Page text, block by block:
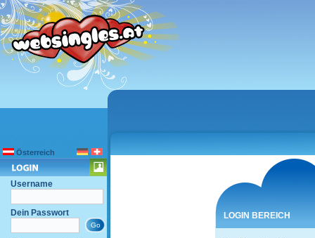
Österreich
Username
Dein Passwort LOGIN BEREICH